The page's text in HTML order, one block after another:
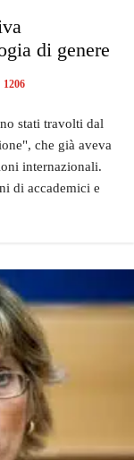
di genere
1206
stati travolti dal
che già aveva
internazionali.
di accademici e